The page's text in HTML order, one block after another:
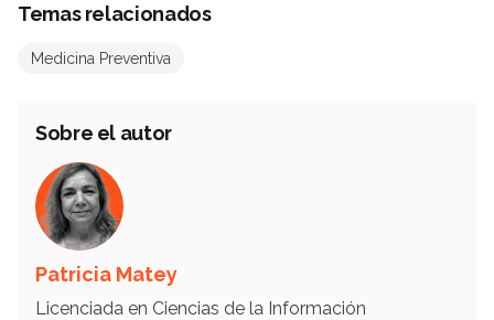
Temas relacionados
Medicina Preventiva
Sobre el autor
Patricia Matey
Licenciada en Ciencias de la Información